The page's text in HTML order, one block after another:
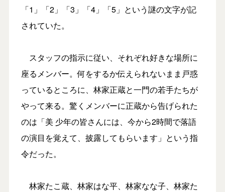
「1」「2」「3」「4」「5」という謎の文字が記
されていた。
スタッフの指示に従い、それぞれ好きな場所に
座るメンバー。何をするか伝えられないまま戸惑
っているところに、林家正蔵と一門の若手たちが
やって来る。驚くメンバーに正蔵から告げられた
のは「美 少年の皆さんには、今から2時間で落語
の演目を覚えて、披露してもらいます」という指
令だった。
林家たこ蔵、林家はな平、林家なな子、林家た